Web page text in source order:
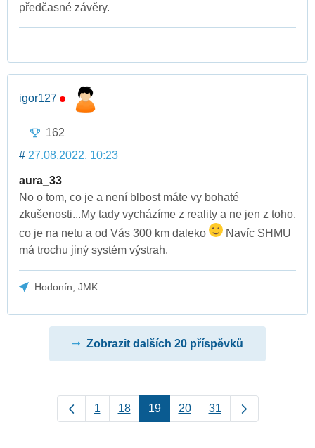
předčasné závěry.
igor127
162
# 27.08.2022, 10:23
aura_33
No o tom, co je a není blbost máte vy bohaté
zkušenosti...My tady vycházíme z reality a ne jen z toho,
co je na netu a od Vás 300 km daleko
Navíc SHMU
má trochu jiný systém výstrah.
Hodonín, JMK
Zobrazit dalších 20 příspěvků
1 18 19 20 31